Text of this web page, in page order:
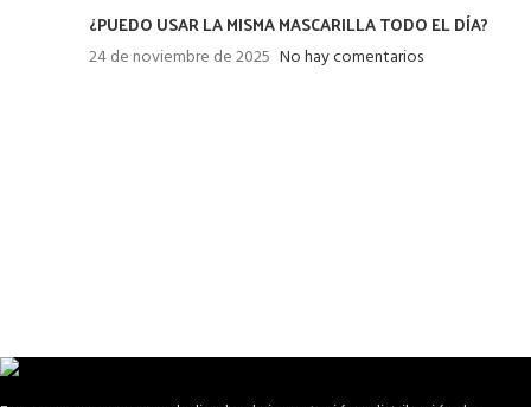
¿PUEDO USAR LA MISMA MASCARILLA TODO EL DÍA?
24 de noviembre de 2025 No hay comentarios